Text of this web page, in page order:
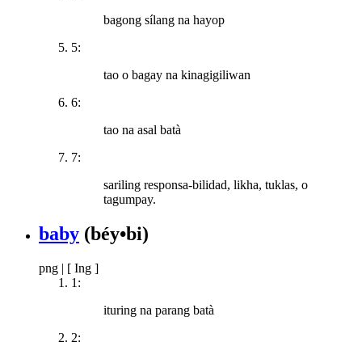
bagong sílang na hayop
5:
tao o bagay na kinagigiliwan
6:
tao na asal batà
7:
sariling responsa-bilidad, likha, tuklas, o
tagumpay.
baby (béy•bi)
png | [ Ing ]
1:
ituring na parang batà
2: